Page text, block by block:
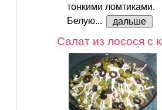
тонкими ломтиками.
Белую...
дальше
Салат из лосося с